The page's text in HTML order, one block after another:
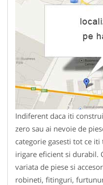
Indiferent daca iti
zero sau ai nevoie de
categorie gasesti tot ce
irigare eficient si durabil.
variata de piese si
robineti, fitinguri,